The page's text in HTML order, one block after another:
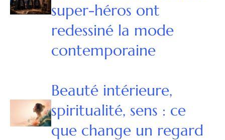
super-héros ont
redessiné la mode
contemporaine
Beauté intérieure,
spiritualité, sens : ce
que change un regard